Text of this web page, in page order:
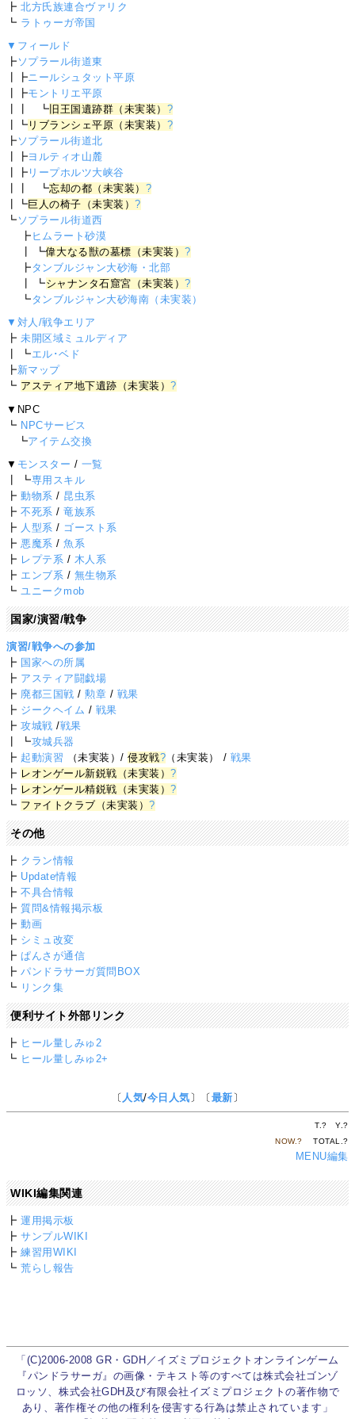
┣北方氏族連合ヴァリク
┗ ラトゥーガ帝国
▼フィールド
┣ ソプラール街道東
┃┣ニールシュタット平原
┃┣モントリエ平原
┃┃ ┗ 旧王国遺跡群（未実装） ?
┃┗ リブランシェ平原（未実装） ?
┣ ソプラール街道北
┃┣ヨルティオ山麓
┃┣ リープホルツ大峡谷
┃┃ ┗忘却の都（未実装） ?
┃┗巨人の椅子（未実装）?
┗ ソプラール街道西
┣ ヒムラート砂漠
┃ ┗偉大なる獣の墓標（未実装）?
┣ タンブルジャン大砂海・北部
┃ ┗シャナンタ石窟宮（未実装）?
┗ タンブルジャン大砂海南（未実装）
▼対人/戦争エリア
┣未開区域ミュルディア
┃ ┗エル･ベド
┣新マップ
┗ アスティア地下遺跡（未実装）?
▼NPC
┗ NPCサービス
┗アイテム交換
▼ モンスター / 一覧
┃ ┗専用スキル
┣動物系 / 昆虫系
┣不死系 /竜族系
┣ 人型系 / ゴースト系
┣ 悪魔系 /魚系
┣ レプテ系 / 木人系
┣ エンブ系 / 無生物系
┗ ユニークmob
国家/演習/戦争
演習/戦争への参加
┣ 国家への所属
┣ アスティア闘戯場
┣ 廃都三国戦 /勲章 / 戦果
┣ ジークヘイム / 戦果
┣攻城戦 /戦果
┃ ┗攻城兵器
┣ 起動演習 （未実装）/侵攻戦? （未実装） / 戦果
┣ レオンゲール新鋭戦（未実装）?
┣ レオンゲール精鋭戦（未実装）?
┗ ファイトクラブ（未実装）?
その他
┣ クラン情報
┣ Update情報
┣不具合情報
┣質問&情報掲示板
┣動画
┣ シミュ改変
┣ぱんさが通信
┣パンドラサーガ質問BOX
┗ リンク集
便利サイト外部リンク
┣ ヒール量しみゅ2
┗ ヒール量しみゅ2+
〔 人気/今日人気 〕〔 最新 〕
T.? Y.?
NOW.? TOTAL.?
MENU編集
WIKI編集関連
┣運用掲示板
┣サンプルWIKI
┣練習用WIKI
┗荒らし報告
「(C)2006-2008 GR・GDH／イズミプロジェクトオンラインゲーム
『パンドラサーガ』の画像・テキスト等のすべては株式会社ゴンゾ
ロッソ、株式会社GDH及び有限会社イズミプロジェクトの著作物で
あり、著作権その他の権利を侵害する行為は禁止されています」